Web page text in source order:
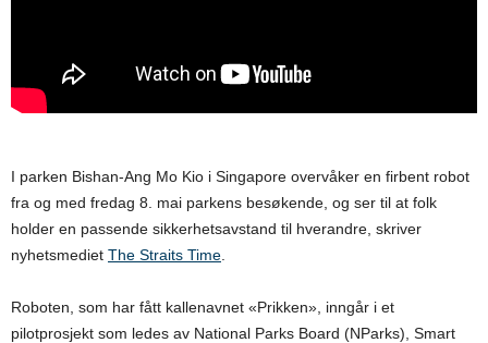
I parken Bishan-Ang Mo Kio i Singapore overvåker en firbent robot
fra og med fredag 8. mai parkens besøkende, og ser til at folk
holder en passende sikkerhetsavstand til hverandre, skriver
nyhetsmediet The Straits Time
Roboten, som har fått kallenavnet «Prikken», inngår i et
pilotprosjekt som ledes av National Parks Board (NParks), Smart